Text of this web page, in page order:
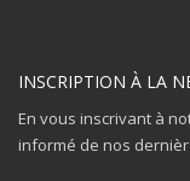
INSCRIPTION À LA
En vous inscrivant à
informé de nos